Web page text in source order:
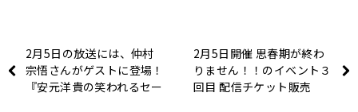
2月5日の放送には、仲村
宗悟さんがゲストに登場！
『安元洋貴の笑われるセー
2月5日開催 思春期が終わ
りません！！のイベント３
回目 配信チケット販売